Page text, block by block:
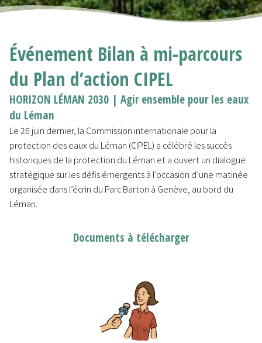
Événement Bilan à mi-parcours
du Plan d’action CIPEL
HORIZON LÉMAN 2030 | Agir ensemble pour les eaux
du Léman
Le 26 juin dernier, la Commission internationale pour la
protection des eaux du Léman (CIPEL) a célébré les succès
historiques de la protection du Léman et a ouvert un dialogue
stratégique sur les défis émergents à l’occasion d’une matinée
organisée dans l’écrin du Parc Barton à Genève, au bord du
Léman.
Documents à télécharger